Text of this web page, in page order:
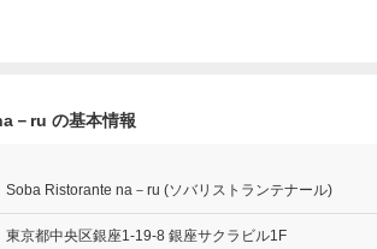
－ru の基本情報
Soba Ristorante na－ru (ソバリストランテナール)
東京都中央区銀座1-19-8 銀座サクラビル1F